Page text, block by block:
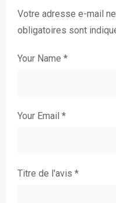
Votre adresse e-mail
obligatoires sont
Your Name *
Your Email *
Titre de l'avis *